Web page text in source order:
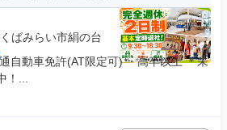
ばみらい市絹の台
自動車免許(AT限定可) ・高卒以上 ＊未
...